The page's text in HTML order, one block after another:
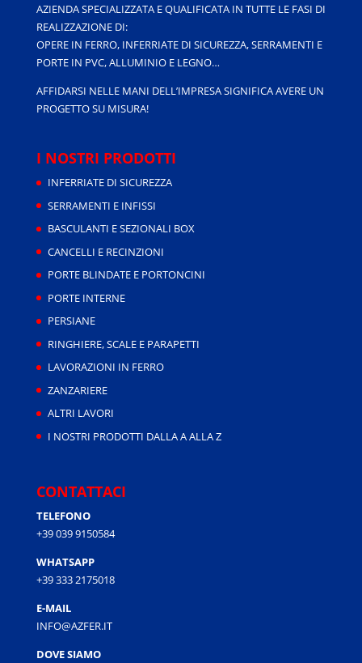
AZIENDA SPECIALIZZATA E QUALIFICATA IN TUTTE LE FASI DI
REALIZZAZIONE DI:
OPERE IN FERRO, INFERRIATE DI SICUREZZA, SERRAMENTI E
PORTE IN PVC, ALLUMINIO E LEGNO…
AFFIDARSI NELLE MANI DELL’IMPRESA SIGNIFICA AVERE UN
PROGETTO SU MISURA!
I NOSTRI PRODOTTI
INFERRIATE DI SICUREZZA
SERRAMENTI E INFISSI
BASCULANTI E SEZIONALI BOX
CANCELLI E RECINZIONI
PORTE BLINDATE E PORTONCINI
PORTE INTERNE
PERSIANE
RINGHIERE, SCALE E PARAPETTI
LAVORAZIONI IN FERRO
ZANZARIERE
ALTRI LAVORI
I NOSTRI PRODOTTI DALLA A ALLA Z
CONTATTACI
TELEFONO
+39 039 9150584
WHATSAPP
+39 333 2175018
E-MAIL
INFO@AZFER.IT
DOVE SIAMO